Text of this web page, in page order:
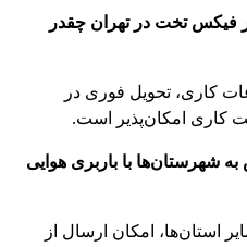
فیکس تخت در تهران چقدر
کاری، تحویل فوری در
شهرستان‌ها با باربری هوایی
استان‌ها، امکان ارسال از